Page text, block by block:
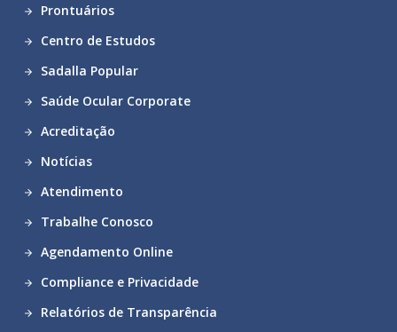
Prontuários
Centro de Estudos
Sadalla Popular
Saúde Ocular Corporate
Acreditação
Notícias
Atendimento
Trabalhe Conosco
Agendamento Online
Compliance e Privacidade
Relatórios de Transparência